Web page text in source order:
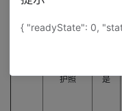
类
资料清单 原件
护照 是
{ "readyState": 0,